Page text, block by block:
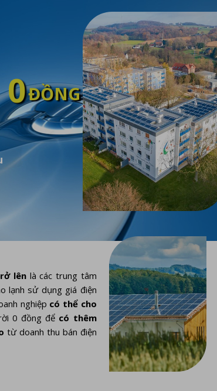
lênlà các trung tâm
lạnh sử dụng giá điện
nghiệp có thể cho
0 đồng để có thêm
từ doanh thu bán điện
0ĐỒNG